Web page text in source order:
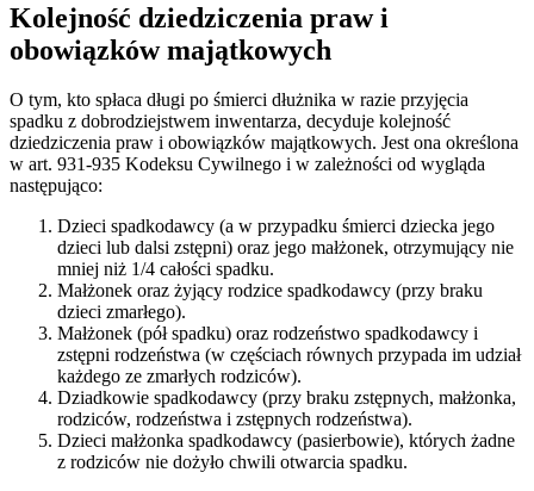
Kolejność dziedziczenia praw i
obowiązków majątkowych
O tym, kto spłaca długi po śmierci dłużnika w razie przyjęcia
spadku z dobrodziejstwem inwentarza, decyduje kolejność
dziedziczenia praw i obowiązków majątkowych. Jest ona określona
w art. 931-935 Kodeksu Cywilnego i w zależności od wygląda
następująco:
Dzieci spadkodawcy (a w przypadku śmierci dziecka jego
dzieci lub dalsi zstępni) oraz jego małżonek, otrzymujący nie
mniej niż 1/4 całości spadku.
Małżonek oraz żyjący rodzice spadkodawcy (przy braku
dzieci zmarłego).
Małżonek (pół spadku) oraz rodzeństwo spadkodawcy i
zstępni rodzeństwa (w częściach równych przypada im udział
każdego ze zmarłych rodziców).
Dziadkowie spadkodawcy (przy braku zstępnych, małżonka,
rodziców, rodzeństwa i zstępnych rodzeństwa).
Dzieci małżonka spadkodawcy (pasierbowie), których żadne
z rodziców nie dożyło chwili otwarcia spadku.